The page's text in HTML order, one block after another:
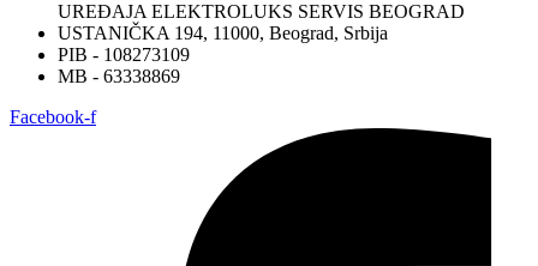
UREĐAJA ELEKTROLUKS SERVIS BEOGRAD
USTANIČKA 194, 11000, Beograd, Srbija
PIB - 108273109
MB - 63338869
Facebook-f